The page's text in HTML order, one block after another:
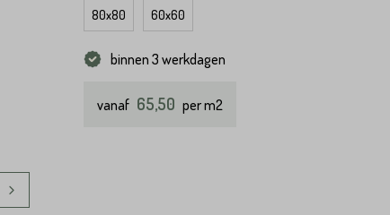
80x80 60x60
binnen 3 werkdagen
vanaf 65,50 per m2